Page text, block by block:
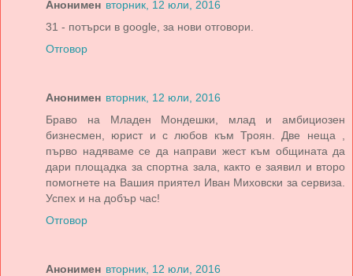
Анонимен вторник, 12 юли, 2016
31 - потърси в google, за нови отговори.
Отговор
Анонимен вторник, 12 юли, 2016
Браво на Младен Мондешки, млад и амбициозен
бизнесмен, юрист и с любов към Троян. Две неща ,
първо надяваме се да направи жест към общината да
дари площадка за спортна зала, както е заявил и второ
помогнете на Вашия приятел Иван Миховски за сервиза.
Успех и на добър час!
Отговор
Анонимен вторник, 12 юли, 2016